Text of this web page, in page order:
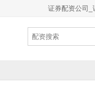
证券配资公司_